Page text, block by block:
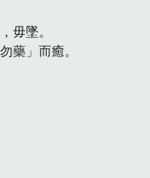
毋墜。
藥」而癒。